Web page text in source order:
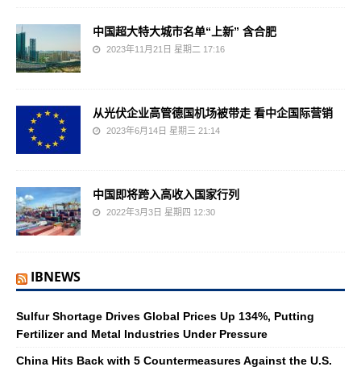
中国超大特大城市名单“上新” 含合肥
2023年11月21日 星期二 17:16
从光伏企业高管德国机场被带走 看中企国际营销
2023年6月14日 星期三 21:14
中国即将跨入高收入国家行列
2022年3月3日 星期四 12:30
IBNEWS
Sulfur Shortage Drives Global Prices Up 134%, Putting
Fertilizer and Metal Industries Under Pressure
China Hits Back with 5 Countermeasures Against the U.S.